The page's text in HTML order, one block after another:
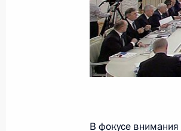
Заседание
Национальной
28 ноября 2017 года,
Заседание
В фокусе внимания